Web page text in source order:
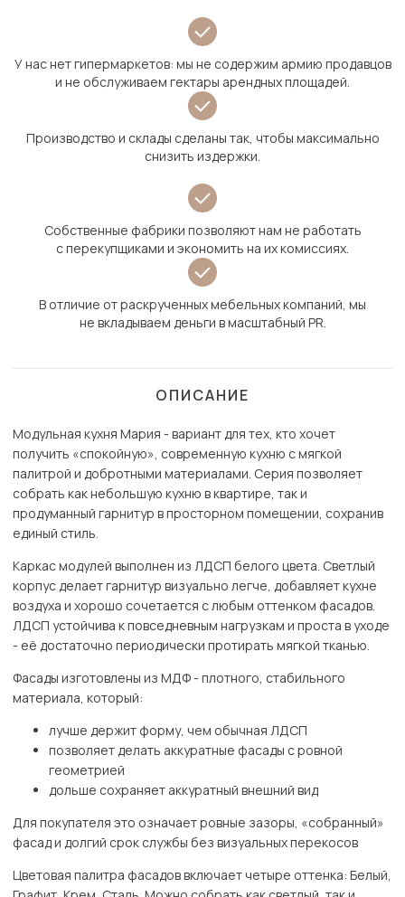
У нас нет гипермаркетов: мы не содержим армию продавцов
и не обслуживаем гектары арендных площадей.
Производство и склады сделаны так, чтобы максимально
снизить издержки.
Собственные фабрики позволяют нам не работать
с перекупщиками и экономить на их комиссиях.
В отличие от раскрученных мебельных компаний, мы
не вкладываем деньги в масштабный PR.
ОПИСАНИЕ
Модульная кухня Мария - вариант для тех, кто хочет
получить «спокойную», современную кухню с мягкой
палитрой и добротными материалами. Серия позволяет
собрать как небольшую кухню в квартире, так и
продуманный гарнитур в просторном помещении, сохранив
единый стиль.
Каркас модулей выполнен из ЛДСП белого цвета. Светлый
корпус делает гарнитур визуально легче, добавляет кухне
воздуха и хорошо сочетается с любым оттенком фасадов.
ЛДСП устойчива к повседневным нагрузкам и проста в уходе
- её достаточно периодически протирать мягкой тканью.
Фасады изготовлены из МДФ - плотного, стабильного
материала, который:
лучше держит форму, чем обычная ЛДСП
позволяет делать аккуратные фасады с ровной
геометрией
дольше сохраняет аккуратный внешний вид
Для покупателя это означает ровные зазоры, «собранный»
фасад и долгий срок службы без визуальных перекосов
Цветовая палитра фасадов включает четыре оттенка: Белый,